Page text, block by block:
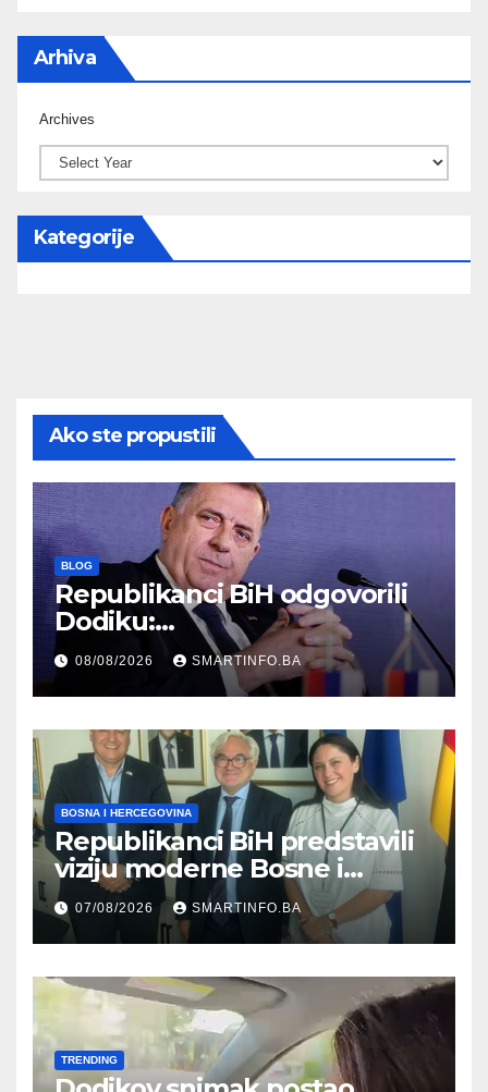
Arhiva
Archives
Kategorije
Ako ste propustili
BLOG
Republikanci BiH odgovorili
Dodiku:
Bosanskohercegovačka
kultura postoji i pripada svim
građanima
08/08/2026 SMARTINFO.BA
BOSNA I HERCEGOVINA
Republikanci BiH predstavili
viziju moderne Bosne i
Hercegovine ambasadoru
Njemačke
07/08/2026 SMARTINFO.BA
TRENDING